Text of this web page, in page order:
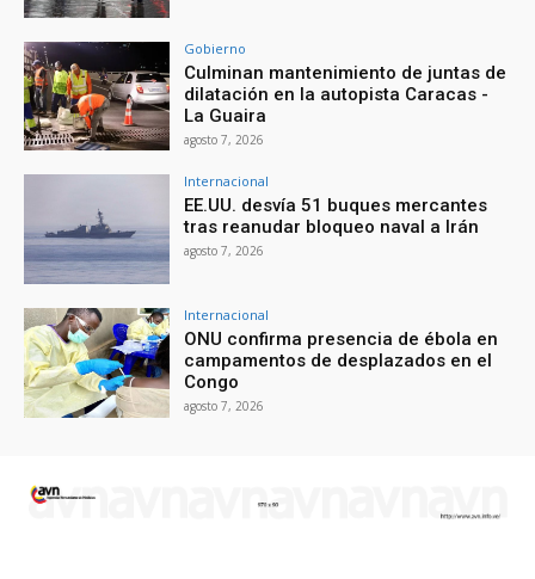
Gobierno
Culminan mantenimiento de juntas de
dilatación en la autopista Caracas -
La Guaira
agosto 7, 2026
Internacional
EE.UU. desvía 51 buques mercantes
tras reanudar bloqueo naval a Irán
agosto 7, 2026
Internacional
ONU confirma presencia de ébola en
campamentos de desplazados en el
Congo
agosto 7, 2026